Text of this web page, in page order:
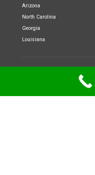
Arizona
North Carolina
Georgia
Louisiana